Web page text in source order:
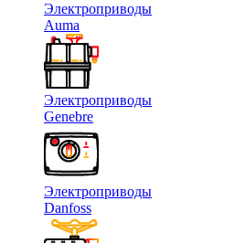
Электроприводы
Auma
Электроприводы
Genebre
Электроприводы
Danfoss